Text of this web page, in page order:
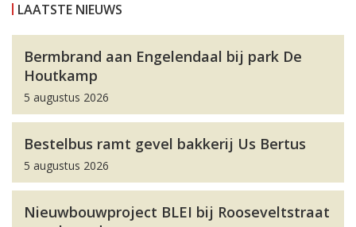
LAATSTE NIEUWS
Bermbrand aan Engelendaal bij park De
Houtkamp
5 augustus 2026
Bestelbus ramt gevel bakkerij Us Bertus
5 augustus 2026
Nieuwbouwproject BLEI bij Rooseveltstraat